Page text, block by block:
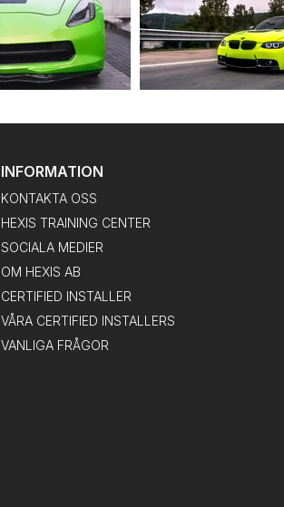
INFORMATION
KONTAKTA OSS
HEXIS TRAINING CENTER
SOCIALA MEDIER
OM HEXIS AB
CERTIFIED INSTALLER
VÅRA CERTIFIED INSTALLERS
VANLIGA FRÅGOR